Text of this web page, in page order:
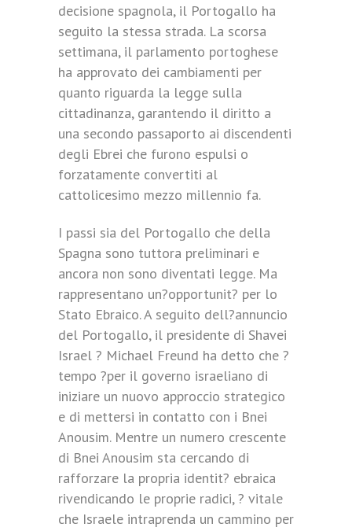
decisione spagnola, il Portogallo ha
seguito la stessa strada. La scorsa
settimana, il parlamento portoghese
ha approvato dei cambiamenti per
quanto riguarda la legge sulla
cittadinanza, garantendo il diritto a
una secondo passaporto ai discendenti
degli Ebrei che furono espulsi o
forzatamente convertiti al
cattolicesimo mezzo millennio fa.
I passi sia del Portogallo che della
Spagna sono tuttora preliminari e
ancora non sono diventati legge. Ma
rappresentano un?opportunit? per lo
Stato Ebraico. A seguito dell?annuncio
del Portogallo, il presidente di Shavei
Israel ? Michael Freund ha detto che ?
tempo ?per il governo israeliano di
iniziare un nuovo approccio strategico
e di mettersi in contatto con i Bnei
Anousim. Mentre un numero crescente
di Bnei Anousim sta cercando di
rafforzare la propria identit? ebraica
rivendicando le proprie radici, ? vitale
che Israele intraprenda un cammino per